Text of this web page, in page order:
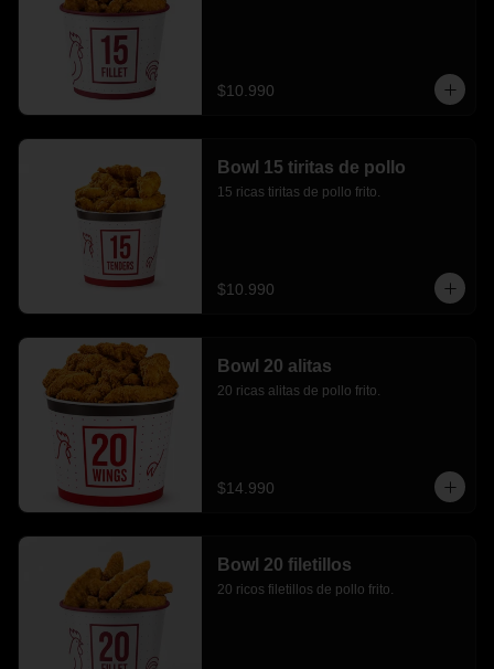
$10.990
Bowl 15 tiritas de pollo
15 ricas tiritas de pollo frito.
$10.990
Bowl 20 alitas
20 ricas alitas de pollo frito.
$14.990
Bowl 20 filetillos
20 ricos filetillos de pollo frito.